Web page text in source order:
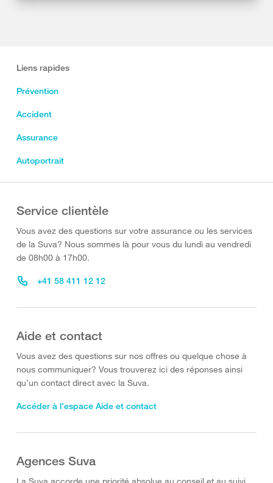
Liens rapides
Prévention
Accident
Assurance
Autoportrait
Service clientèle
Vous avez des questions sur votre assurance ou les services
de la Suva? Nous sommes là pour vous du lundi au vendredi
de 08h00 à 17h00.
+41 58 411 12 12
Aide et contact
Vous avez des questions sur nos offres ou quelque chose à
nous communiquer? Vous trouverez ici des réponses ainsi
qu’un contact direct avec la Suva.
Accéder à l’espace Aide et contact
Agences Suva